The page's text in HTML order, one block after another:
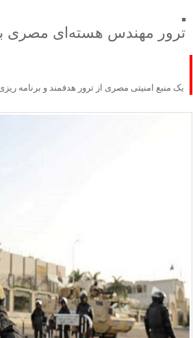
تأکید بر توسعه
تمدید مهلت ثبت‌نام دومین
ترور مهندس هسته‌ای مصری با شلیک
یک منبع امنیتی مصری از ترور هدفمند و برنامه